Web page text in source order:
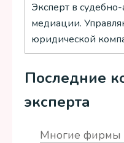
Эксперт в
медиации.
юридической
Последние
эксперта
Многие фирмы